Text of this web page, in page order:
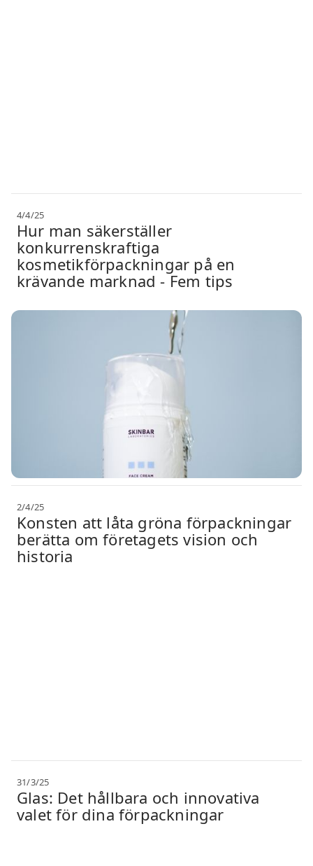
4/4/25
Hur man säkerställer
konkurrenskraftiga
kosmetikförpackningar på en
krävande marknad - Fem tips
2/4/25
Konsten att låta gröna förpackningar
berätta om företagets vision och
historia
31/3/25
Glas: Det hållbara och innovativa
valet för dina förpackningar